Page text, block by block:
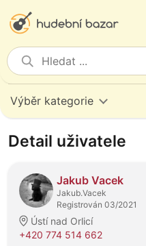
Výběr kategorie
Detail uživatele
Jakub Vacek
Jakub.Vacek
Registrován 03/2021
Ústí nad Orlicí
+420 774 514 662